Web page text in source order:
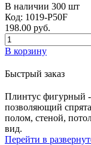
В наличии 300 шт
Код: 1019-P50F
198.00 руб.
В корзину
Быстрый заказ
Плинтус фигурный -
позволяющий
полом, стеной,
вид.
Перейти в